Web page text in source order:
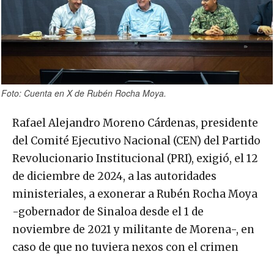
Foto: Cuenta en X de Rubén Rocha Moya.
Rafael Alejandro Moreno Cárdenas, presidente
del Comité Ejecutivo Nacional (CEN) del Partido
Revolucionario Institucional (PRI), exigió, el 12
de diciembre de 2024, a las autoridades
ministeriales, a exonerar a Rubén Rocha Moya
-gobernador de Sinaloa desde el 1 de
noviembre de 2021 y militante de Morena-, en
caso de que no tuviera nexos con el crimen